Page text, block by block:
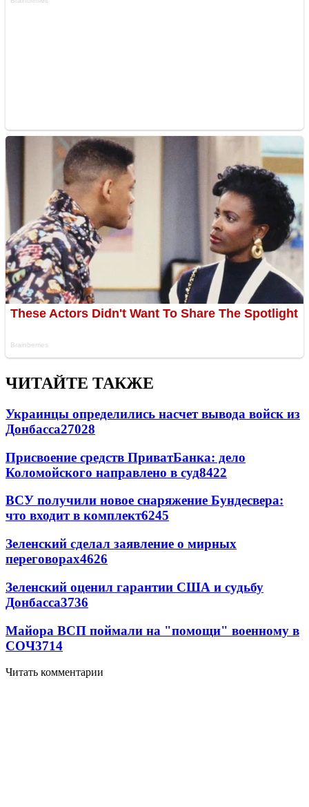
ЧИТАЙТЕ ТАКЖЕ
Украинцы определились насчет вывода войск из
Донбасса27028
Присвоение средств ПриватБанка: дело
Коломойского направлено в суд8422
ВСУ получили новое снаряжение Бундесвера:
что входит в комплект6245
Зеленский сделал заявление о мирных
переговорах4626
Зеленский оценил гарантии США и судьбу
Донбасса3736
Майора ВСП поймали на "помощи" военному в
СОЧ3714
Читать комментарии